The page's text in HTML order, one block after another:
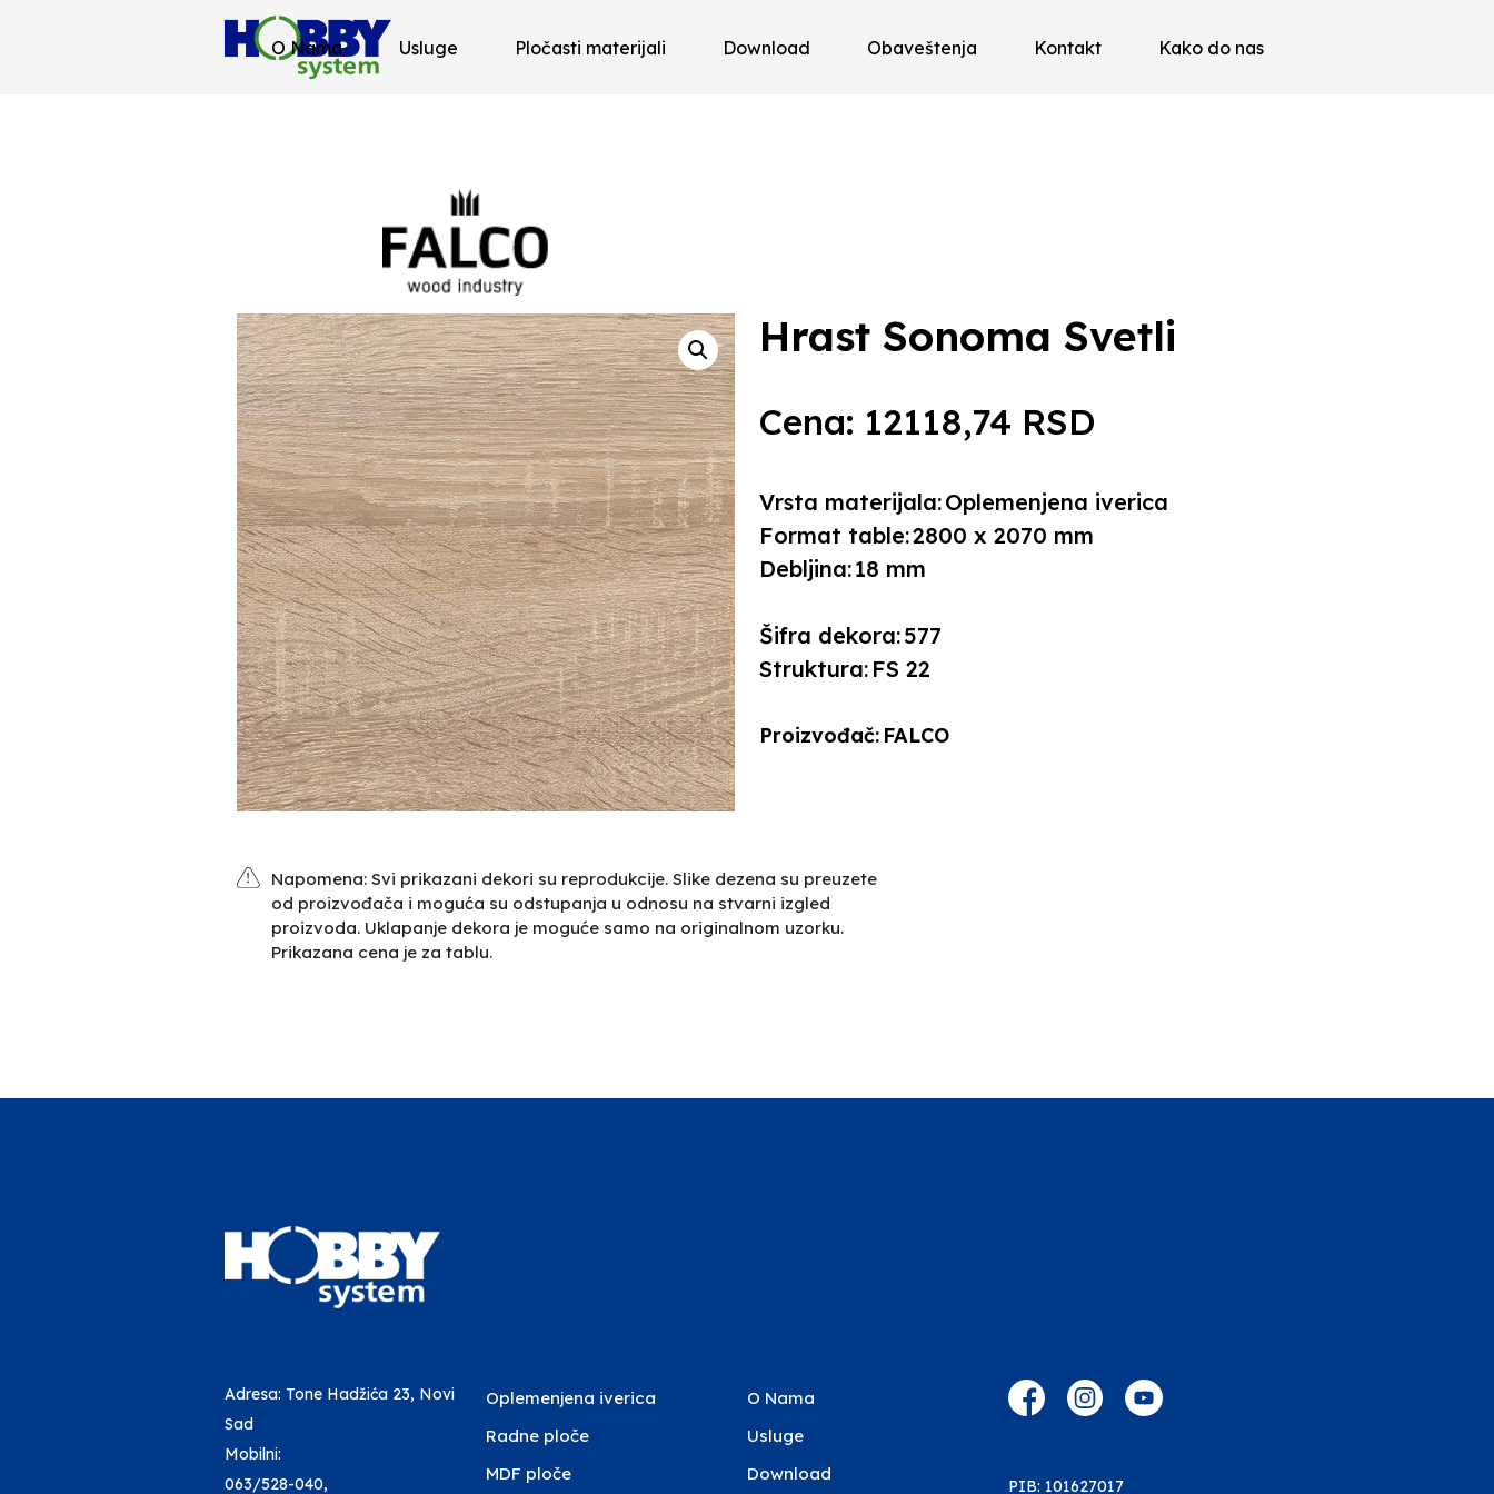
O Nama Usluge Pločasti materijali Download Obaveštenja Kontakt Kako do nas
Napomena: Svi prikazani dekori su reprodukcije. Slike dezena su preuzete
od proizvođača i moguća su odstupanja u odnosu na stvarni izgled
proizvoda. Uklapanje dekora je moguće samo na originalnom uzorku.
Prikazana cena je za tablu.
Hrast Sonoma Svetli
Cena: 12118,74 RSD
Debljina:18 mm
Format table:2800 x 2070 mm
Šifra dekora:577
Struktura: FS 22
Vrsta materijala:Oplemenjena iverica
Proizvođač: FALCO
Adresa: Tone Hadžića 23, Novi
Sad
Mobilni:
063/528-040,
Oplemenjena iverica
Radne ploče
MDF ploče
O Nama
Usluge
Download
PIB: 101627017